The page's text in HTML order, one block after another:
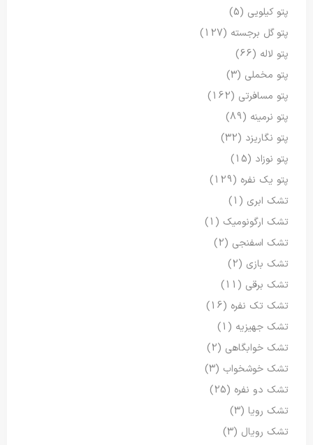
پتو کیلویی (5)
پتو گل برجسته (127)
پتو لاله (66)
پتو مخملی (3)
پتو مسافرتی (162)
پتو نرمینه (89)
پتو نگاریزد (32)
پتو نوزاد (15)
پتو یک نفره (129)
تشک ابری (1)
تشک ارگونومیک (1)
تشک اسفنجی (2)
تشک بازی (2)
تشک برقی (11)
تشک تک نفره (16)
تشک جهیزیه (1)
تشک خوابگاهی (2)
تشک خوشخواب (3)
تشک دو نفره (25)
تشک رویا (3)
تشک رویال (3)